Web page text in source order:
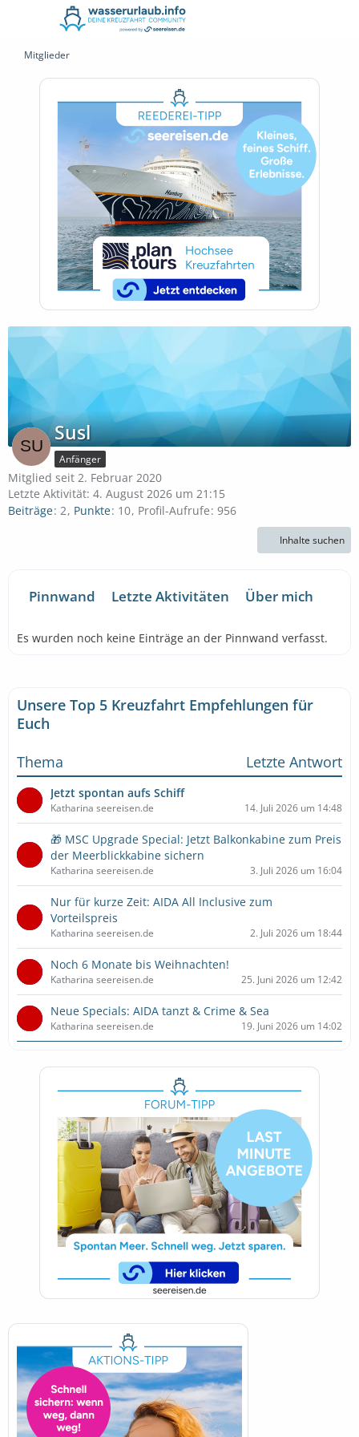
Mitglieder
Susl
Anfänger
Mitglied seit 2. Februar 2020
Letzte Aktivität: 4. August 2026 um 21:15
Beiträge 2 Punkte 10 Profil-Aufrufe 956
Inhalte suchen
Pinnwand Letzte Aktivitäten Über mich
Es wurden noch keine Einträge an der Pinnwand verfasst.
Unsere Top 5 Kreuzfahrt Empfehlungen für
Euch
Thema
Letzte Antwort
Jetzt spontan aufs Schiff
Katharina seereisen.de 14. Juli 2026 um 14:48
🎁 MSC Upgrade Special: Jetzt Balkonkabine zum Preis
der Meerblickkabine sichern
Katharina seereisen.de 3. Juli 2026 um 16:04
Nur für kurze Zeit: AIDA All Inclusive zum
Vorteilspreis
Katharina seereisen.de 2. Juli 2026 um 18:44
Noch 6 Monate bis Weihnachten!
Katharina seereisen.de 25. Juni 2026 um 12:42
Neue Specials: AIDA tanzt & Crime & Sea
Katharina seereisen.de 19. Juni 2026 um 14:02